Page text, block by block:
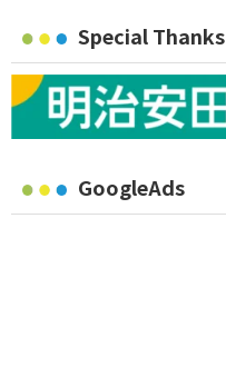
Special Thanks
GoogleAds